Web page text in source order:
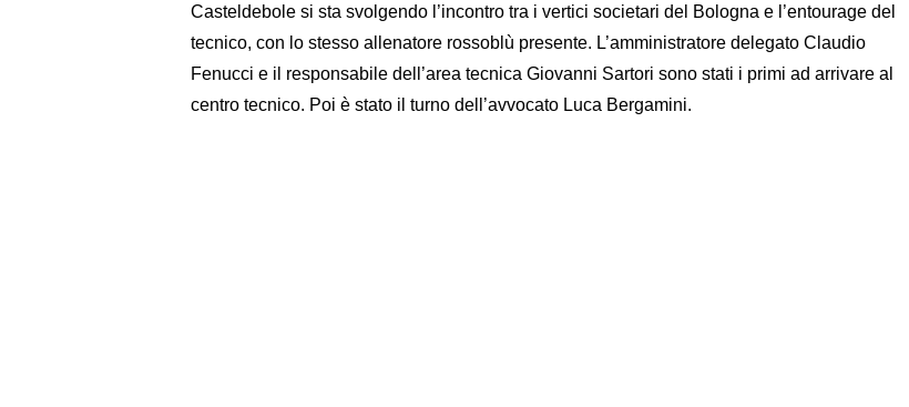
Casteldebole si sta svolgendo l’incontro tra i vertici societari del Bologna e l’entourage del
tecnico, con lo stesso allenatore rossoblù presente. L’amministratore delegato Claudio
Fenucci e il responsabile dell’area tecnica Giovanni Sartori sono stati i primi ad arrivare al
centro tecnico. Poi è stato il turno dell’avvocato Luca Bergamini.